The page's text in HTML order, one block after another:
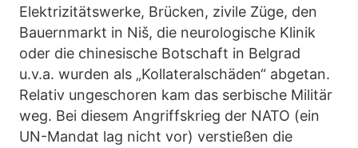
Elektrizitätswerke, Brücken, zivile Züge, den
Bauernmarkt in Niš, die neurologische Klinik
oder die chinesische Botschaft in Belgrad
u.v.a. wurden als „Kollateralschäden“ abgetan.
Relativ ungeschoren kam das serbische Militär
weg. Bei diesem Angriffskrieg der NATO (ein
UN-Mandat lag nicht vor) verstießen die